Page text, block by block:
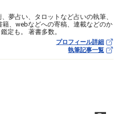
夢占い、タロットなど占いの執筆、
籍、webなどへの寄稿、連載などのか
定も。 著書多数。
プロフィール詳細
執筆記事一覧